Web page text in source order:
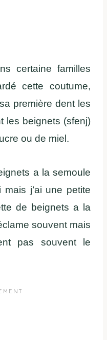
certaine familles
cette coutume,
première dent les
les beignets (sfenj)
ou de miel.
a la semoule
j’ai une petite
de beignets a la
souvent mais
pas souvent le